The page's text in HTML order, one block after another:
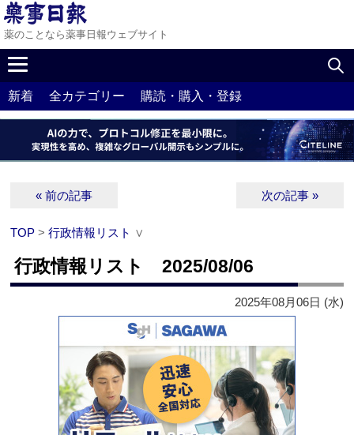
薬のことなら薬事日報ウェブサイト
新着 全カテゴリー 購読・購入・登録
« 前の記事 次の記事 »
TOP >行政情報リスト ∨
行政情報リスト 2025/08/06
2025年08月06日 (水)